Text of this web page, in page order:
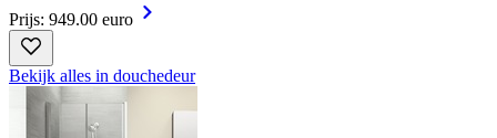
Prijs: 949.00 euro
Bekijk alles in douchedeur